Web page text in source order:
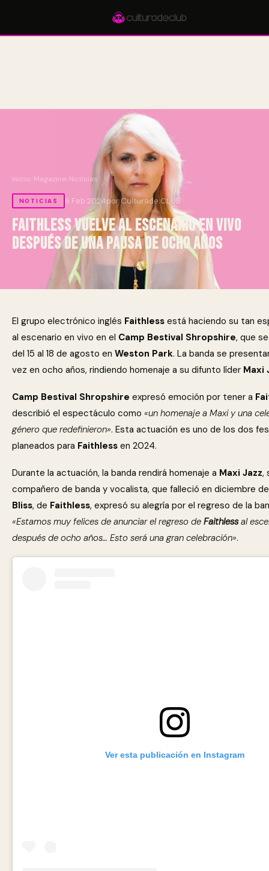
Inicio Magazine Noticias
NOTICIAS 6 Feb 2024por Culturade.CLUB
Faithless vuelve al escenario en vivo
después de una pausa de ocho años
El grupo electrónico inglés Faithless está haciendo su tan
al escenario en vivo en el Camp Bestival Shropshire, que
del 15 al 18 de agosto en Weston Park. La banda se
vez en ocho años, rindiendo homenaje a su difunto líder Maxi
Camp Bestival Shropshire expresó emoción por tener a
describió el espectáculo como «un homenaje a Maxi y una
género que redefinieron». Esta actuación es uno de los dos
planeados para Faithless en 2024.
Durante la actuación, la banda rendirá homenaje a Maxi Jazz,
compañero de banda y vocalista, que falleció en diciembre
Bliss, de Faithless, expresó su alegría por el regreso de la
«Estamos muy felices de anunciar el regreso de Faithlessal
después de ocho años… Esto será una gran celebración».
Ver esta publicación en Instagram